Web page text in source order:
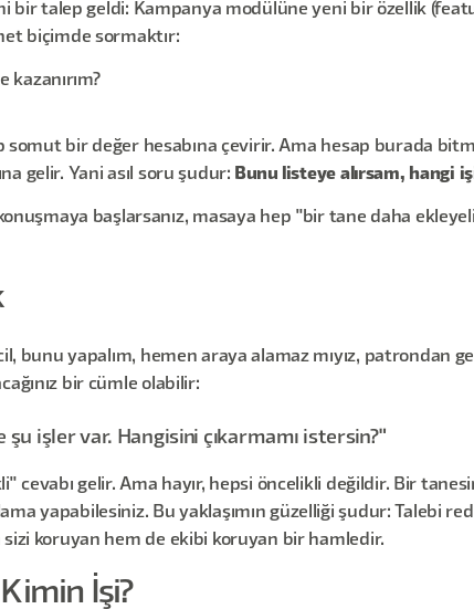
bir talep geldi: Kampanya modülüne yeni bir özellik
biçimde sormaktır:
bir değer hesabına çevirir. Ama hesap burada
gelir. Yani asıl soru şudur: Bunu listeye alırsam, hangi
başlarsanız, masaya hep "bir tane daha
bunu yapalım, hemen araya alamaz mıyız, patrondan
bir cümle olabilir:
işler var. Hangisini çıkarmamı istersin?"
gelir. Ama hayır, hepsi öncelikli değildir. Bir
yapabilesiniz. Bu yaklaşımın güzelliği şudur: Talebi
koruyan hem de ekibi koruyan bir hamledir.
İşi?